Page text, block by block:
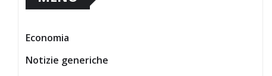
Economia
Notizie generiche